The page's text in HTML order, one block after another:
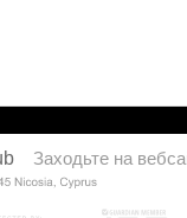
Заходьте на